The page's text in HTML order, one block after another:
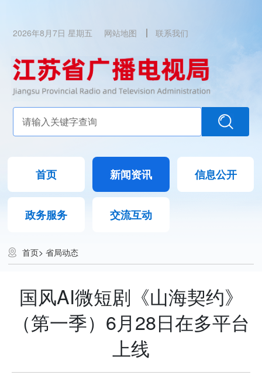
2026年8月7日 星期五 网站地图 联系我们
首页 新闻资讯 信息公开
政务服务 交流互动
首页>省局动态
国风AI微短剧《山海契约》
（第一季）6月28日在多平台
上线